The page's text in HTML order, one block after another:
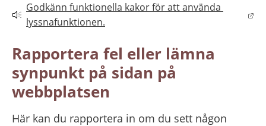
Godkänn funktionella kakor för att använda
lyssnafunktionen.
Länk till annan webbplats.
Rapportera fel eller lämna
synpunkt på sidan på
webbplatsen
Här kan du rapportera in om du sett någon